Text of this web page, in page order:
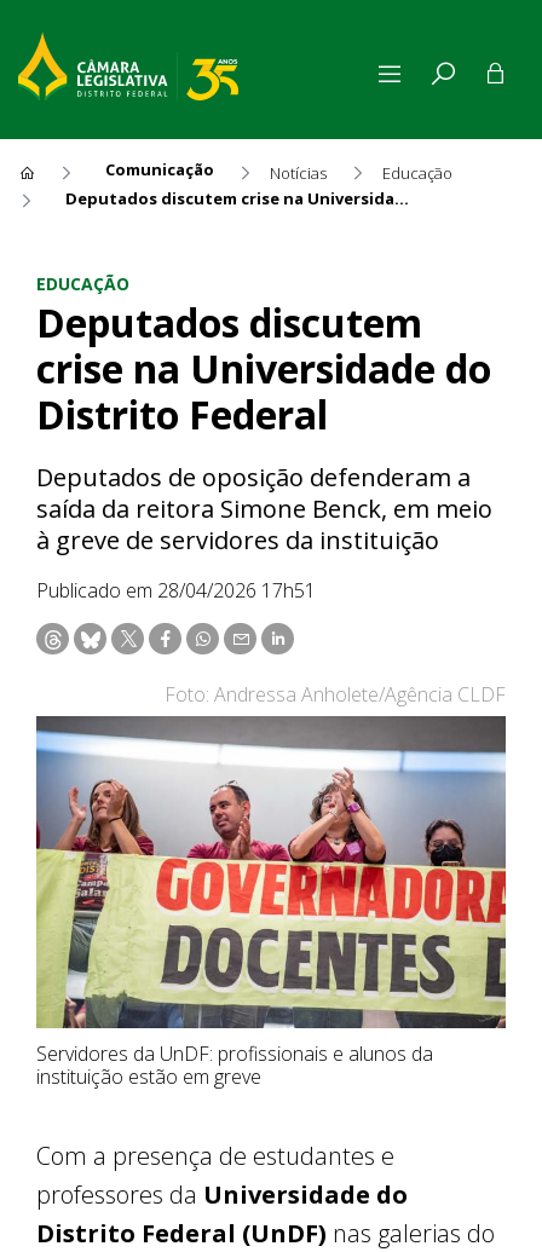
Comunicação Notícias
Educação
Deputados discutem crise na Universidade do Distrito Federal
EDUCAÇÃO
Deputados discutem
crise na Universidade do
Distrito Federal
Deputados de oposição defenderam a
saída da reitora Simone Benck, em meio
à greve de servidores da instituição
Publicado em 28/04/2026 17h51
Foto: Andressa Anholete/Agência CLDF
Servidores da UnDF: profissionais e alunos da
instituição estão em greve
Com a presença de estudantes e
professores da Universidade do
Distrito Federal (UnDF) nas galerias do